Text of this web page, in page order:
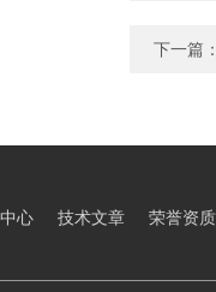
下一篇
心 技术文章 荣誉资质